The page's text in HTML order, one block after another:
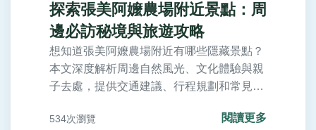
探索張美阿嬤農場附近景點：周
邊必訪秘境與旅遊攻略
想知道張美阿嬤農場附近有哪些隱藏景點？
本文深度解析周邊自然風光、文化體驗與親
子去處，提供交通建議、行程規劃和常見問
534次瀏覽 閱讀更多